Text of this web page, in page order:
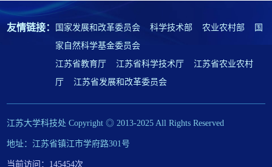
友情链接： 国家发展和改革委员会 科学技术部 农业农村部
国
家自然科学基金委员会
江苏省教育厅
江苏省科学技术厅
江苏省农业农村
厅
江苏省发展和改革委员会
江苏大学科技处 Copyright ◎ 2013-2025 All Rights Reserved
地址：江苏省镇江市学府路301号
当前访问：145454次